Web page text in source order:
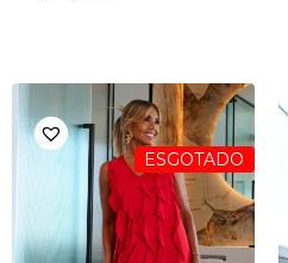
ESGOTADO